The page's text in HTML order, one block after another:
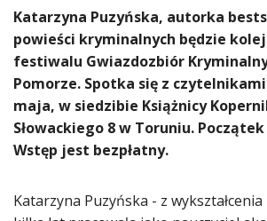
​Katarzyna Puzyńska, autorka
powieści kryminalnych będzie
festiwalu Gwiazdozbiór
Pomorze. Spotka się z
maja, w siedzibie Książnicy
Słowackiego 8 w Toruniu.
Wstęp jest bezpłatny.
Katarzyna Puzyńska - z